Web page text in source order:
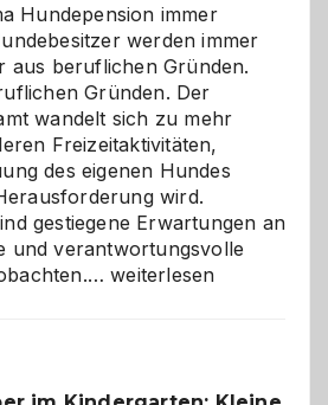
Hundepension immer
werden immer
aus beruflichen Gründen.
Gründen. Der
wandelt sich zu mehr
Freizeitaktivitäten,
des eigenen Hundes
wird.
gestiegene Erwartungen an
und verantwortungsvolle
Betreuung
weiterlesen